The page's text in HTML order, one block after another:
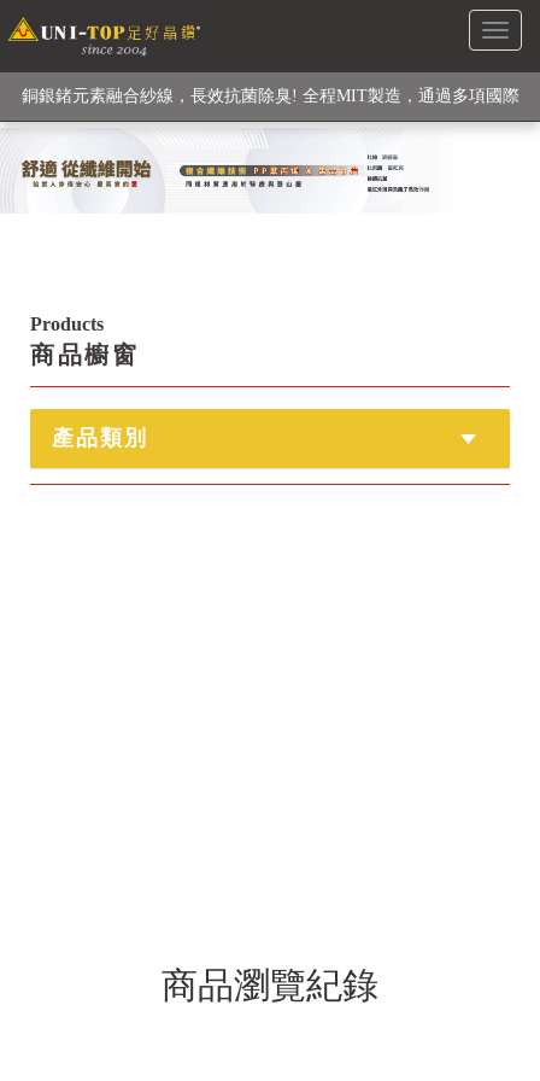
Toggle
級高性能纖維素材), 機能貼身衣物No. 1
銅銀鍺元素融合紗線，長效抗菌除臭! 全程MIT製造，通過多項國際
檢驗
【快來點我】H型銅銀纖維長效PP能量護膝! 支撐. 包覆感. 超透氣.
Products
商品櫥窗
產品類別
商品瀏覽紀錄